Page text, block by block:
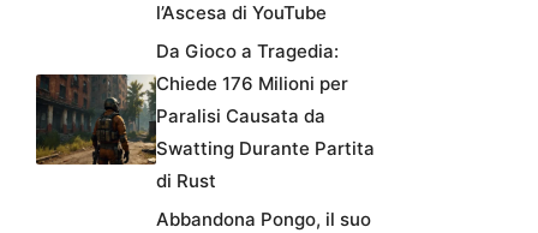
l’Ascesa di YouTube
Da Gioco a Tragedia:
Chiede 176 Milioni per
Paralisi Causata da
Swatting Durante Partita
di Rust
Abbandona Pongo, il suo